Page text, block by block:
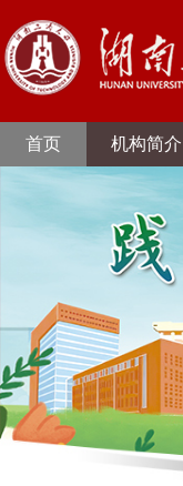
首页 机构简介